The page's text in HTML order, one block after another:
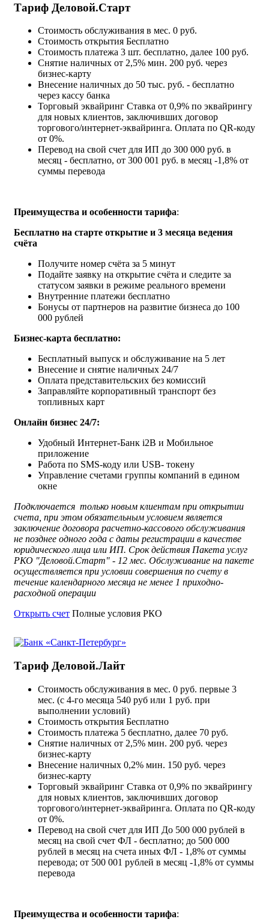
Тариф Деловой.Старт
Стоимость обслуживания в мес. 0 руб.
Стоимость открытия Бесплатно
Стоимость платежа 3 шт. бесплатно, далее 100 руб.
Снятие наличных от 2,5% мин. 200 руб. через
бизнес-карту
Внесение наличных до 50 тыс. руб. - бесплатно
через кассу банка
Торговый эквайринг Ставка от 0,9% по эквайрингу
для новых клиентов, заключивших договор
торгового/интернет-эквайринга. Оплата по QR-коду
от 0%.
Перевод на свой счет для ИП до 300 000 руб. в
месяц - бесплатно, от 300 001 руб. в месяц -1,8% от
суммы перевода
Преимущества и особенности тарифа:
Бесплатно на старте открытие и 3 месяца ведения
счёта
Получите номер счёта за 5 минут
Подайте заявку на открытие счёта и следите за
статусом заявки в режиме реального времени
Внутренние платежи бесплатно
Бонусы от партнеров на развитие бизнеса до 100
000 рублей
Бизнес-карта бесплатно:
Бесплатный выпуск и обслуживание на 5 лет
Внесение и снятие наличных 24/7
Оплата представительских без комиссий
Заправляйте корпоративный транспорт без
топливных карт
Онлайн бизнес 24/7:
Удобный Интернет-Банк i2B и Мобильное
приложение
Работа по SMS-коду или USB- токену
Управление счетами группы компаний в едином
окне
Подключается только новым клиентам при открытии
счета, при этом обязательным условием является
заключение договора расчетно-кассового обслуживания
не позднее одного года с даты регистрации в качестве
юридического лица или ИП. Срок действия Пакета услуг
РКО "Деловой.Старт" - 12 мес. Обслуживание на пакете
осуществляется при условии совершения по счету в
течение календарного месяца не менее 1 приходно-
расходной операции
Открыть счет Полные условия РКО
Тариф Деловой.Лайт
Стоимость обслуживания в мес. 0 руб. первые 3
мес. (с 4-го месяца 540 руб или 1 руб. при
выполнении условий)
Стоимость открытия Бесплатно
Стоимость платежа 5 бесплатно, далее 70 руб.
Снятие наличных от 2,5% мин. 200 руб. через
бизнес-карту
Внесение наличных 0,2% мин. 150 руб. через
бизнес-карту
Торговый эквайринг Ставка от 0,9% по эквайрингу
для новых клиентов, заключивших договор
торгового/интернет-эквайринга. Оплата по QR-коду
от 0%.
Перевод на свой счет для ИП До 500 000 рублей в
месяц на свой счет ФЛ - бесплатно; до 500 000
рублей в месяц на счета иных ФЛ - 1,8% от суммы
перевода; от 500 001 рублей в месяц -1,8% от суммы
перевода
Преимущества и особенности тарифа: